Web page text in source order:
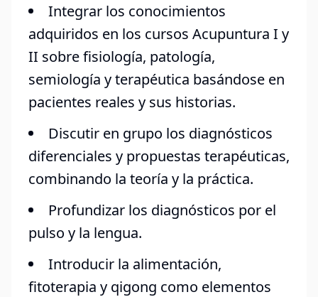
Integrar los conocimientos
adquiridos en los cursos Acupuntura I y
II sobre fisiología, patología,
semiología y terapéutica basándose en
pacientes reales y sus historias.
Discutir en grupo los diagnósticos
diferenciales y propuestas terapéuticas,
combinando la teoría y la práctica.
Profundizar los diagnósticos por el
pulso y la lengua.
Introducir la alimentación,
fitoterapia y qigong como elementos